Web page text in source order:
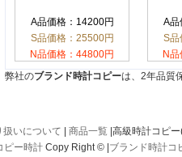
A品価格：14200円
S品価格：25500円
N品価格：44800円
A品
S品
N
弊社のブランド時計コピーは、2年品質
いについて 商品一覧 |高級時計コピ
ピー時計Copy Right © | ブランド時計コ